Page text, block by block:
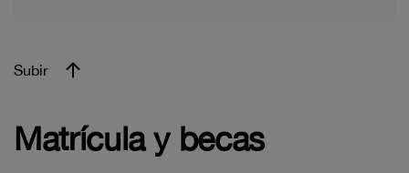
Subir
Matrícula y becas